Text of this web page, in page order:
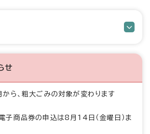
せ
ら、粗大ごみの対象が変わります
子商品券の申込は8月14日（金曜日）ま